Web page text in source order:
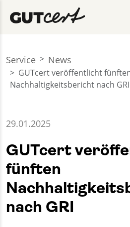
Service News
GUTcert veröffentlicht
Nachhaltigkeitsbericht nach GRI
29.01.2025
GUTcert
fünften
nach GRI